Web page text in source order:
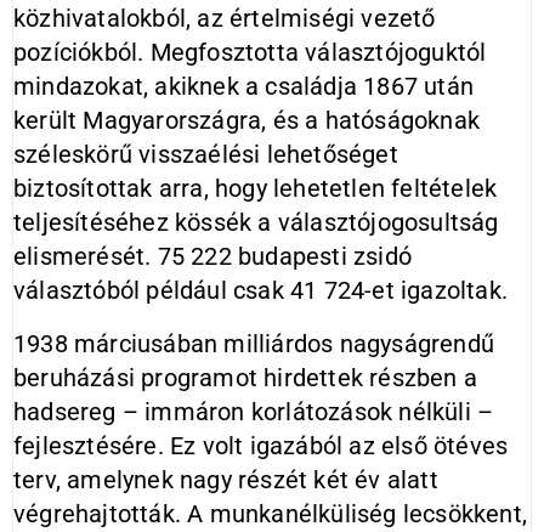
közhivatalokból, az értelmiségi vezető
pozíciókból. Megfosztotta választójoguktól
mindazokat, akiknek a családja 1867 után
került Magyarországra, és a hatóságoknak
széleskörű visszaélési lehetőséget
biztosítottak arra, hogy lehetetlen feltételek
teljesítéséhez kössék a választójogosultság
elismerését. 75 222 budapesti zsidó
választóból például csak 41 724-et igazoltak.
1938 márciusában milliárdos nagyságrendű
beruházási programot hirdettek részben a
hadsereg – immáron korlátozások nélküli –
fejlesztésére. Ez volt igazából az első ötéves
terv, amelynek nagy részét két év alatt
végrehajtották. A munkanélküliség lecsökkent,